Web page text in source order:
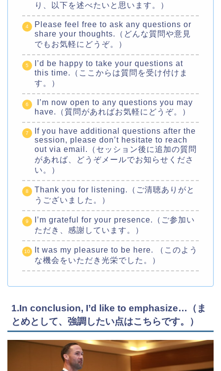
り、以下を述べたいと思います。）
Please feel free to ask any questions or
share your thoughts.（どんな質問や意見
でもお気軽にどうぞ。）
I’d be happy to take your questions at
this time.（ここからは質問を受け付けま
す。）
I’m now open to any questions you may
have.（質問があればお気軽にどうぞ。）
If you have additional questions after the
session, please don’t hesitate to reach
out via email.（セッション後に追加の質問
があれば、どうぞメールでお知らせくださ
い。）
Thank you for listening.（ご清聴ありがと
うございました。）
I’m grateful for your presence.（ご参加い
ただき、感謝しています。）
It was my pleasure to be here. （このよう
な機会をいただき光栄でした。）
1.In conclusion, I’d like to emphasize…（ま
とめとして、強調したい点はこちらです。）